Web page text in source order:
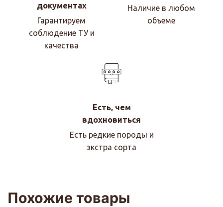
документах
Гарантируем
соблюдение ТУ и
качества
Наличие в любом
объеме
Есть, чем
вдохновиться
Есть редкие породы и
экстра сорта
Похожие товары